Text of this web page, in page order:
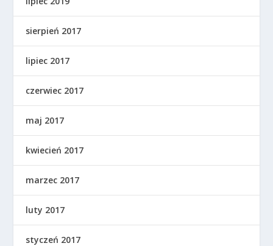
sierpień 2017
lipiec 2017
czerwiec 2017
maj 2017
kwiecień 2017
marzec 2017
luty 2017
styczeń 2017